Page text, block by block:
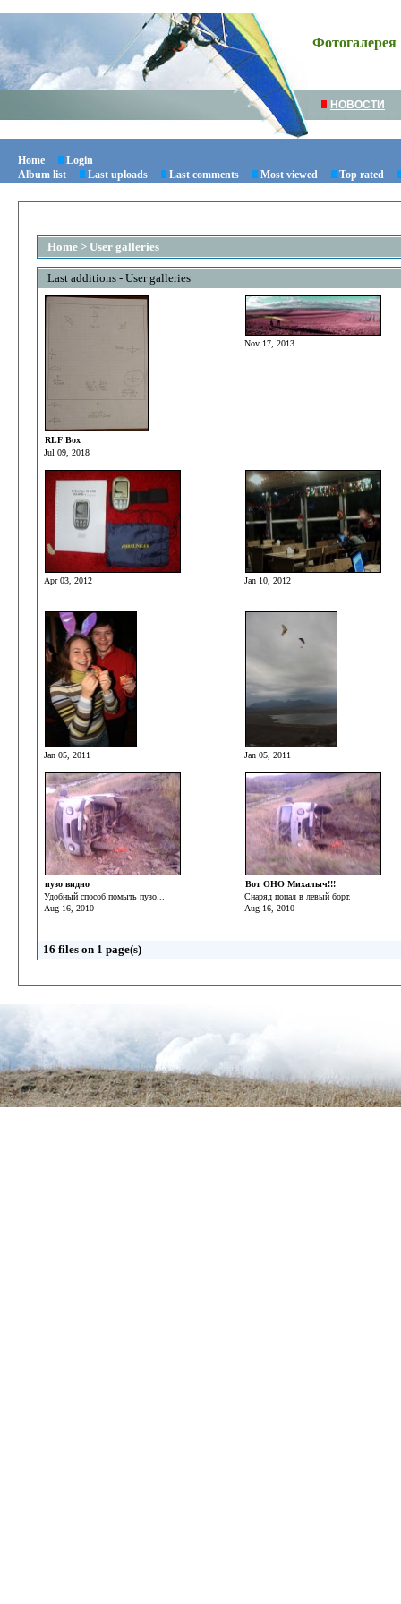
Фотогалерея
НОВОСТИ
Home
Login
Album list
Last uploads Last comments Most viewed Top rated
Home > User galleries
Last additions - User galleries
RLF Box
Jul 09, 2018
Nov 17, 2013
Apr 03, 2012 Jan 10, 2012
Jan 05, 2011 Jan 05, 2011
пузо видно
Удобный способ помыть пузо...
Aug 16, 2010
Вот ОНО Михалыч!!!
Снаряд попал в левый борт.
Aug 16, 2010
16 files on 1 page(s)